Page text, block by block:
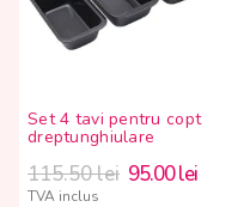
Set 4 tavi pentru copt
dreptunghiulare
115.50lei 95.00lei
TVA inclus